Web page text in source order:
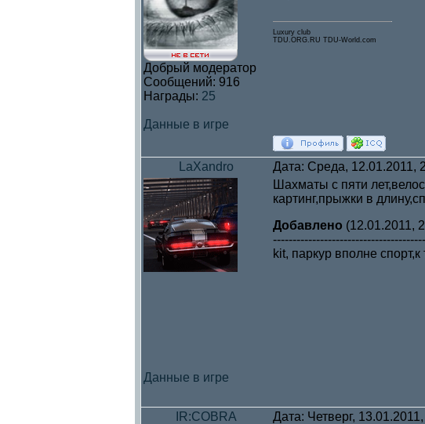
Добрый модератор
Сообщений: 916
Награды: 25
Данные в игре
Luxury club
TDU.ORG.RU TDU-World.com
LaXandro Дата: Среда, 12.01.2011,
Данные в игре
Шахматы с пяти
картинг,прыжки в
Добавлено (12.01.2011,
kit, паркур вполне
IR:COBRA Дата: Четверг,